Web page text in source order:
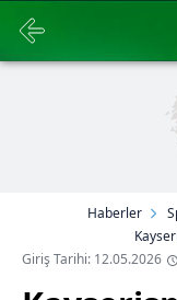
Haberler
Giriş Tarihi: 12.05.2026